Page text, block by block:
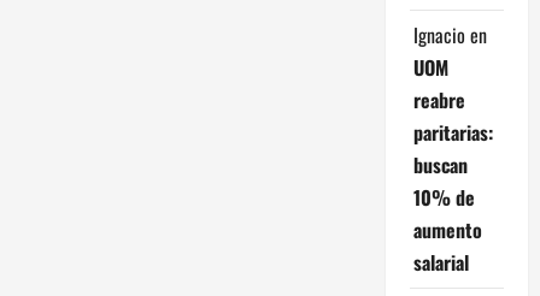
Ignacio en
UOM
reabre
paritarias:
buscan
10% de
aumento
salarial